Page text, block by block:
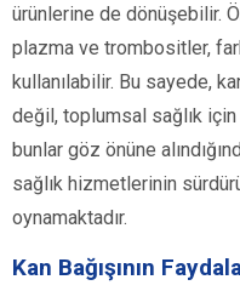
ürünlerine de dönüşebilir.
plazma ve trombositler,
kullanılabilir. Bu sayede,
değil, toplumsal sağlık
bunlar göz önüne
sağlık hizmetlerinin
oynamaktadır.
Kan Bağışının